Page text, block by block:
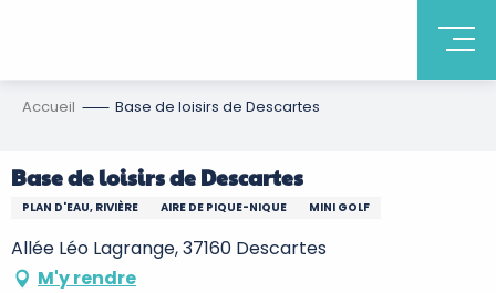
Accueil Base de loisirs de Descartes
Base de loisirs de Descartes
PLAN D'EAU, RIVIÈRE AIRE DE PIQUE-NIQUE MINI GOLF
Allée Léo Lagrange, 37160 Descartes
M'y rendre